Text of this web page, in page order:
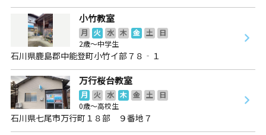
小竹教室
月 火 水 木 金 土
日
2歳～中学生
石川県鹿島郡中能登町小竹イ部７８‐１
万行桜台教室
月 火 水 木 金 土
日
0歳～高校生
石川県七尾市万行町１８部 ９番地７